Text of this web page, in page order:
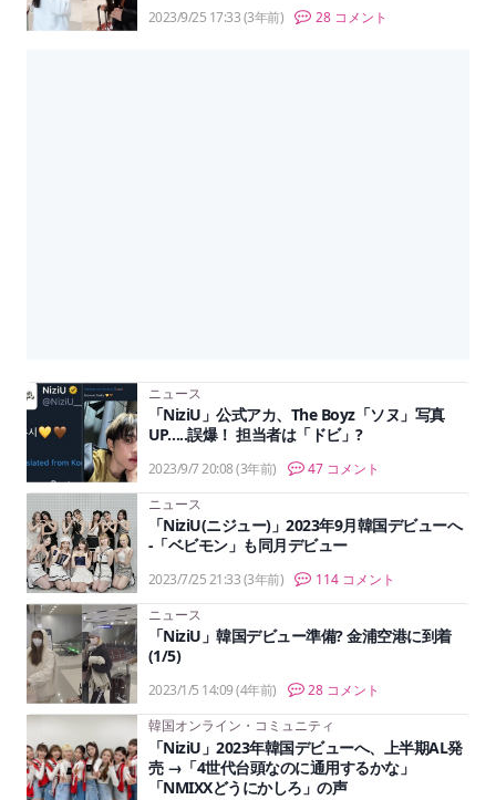
2023/9/25 17:33(3年前) 28 コメント
ニュース
「NiziU」公式アカ、The Boyz「ソヌ」写真
UP…..誤爆！ 担当者は「ドビ」?
2023/9/7 20:08(3年前) 47 コメント
ニュース
「NiziU(ニジュー)」2023年9月韓国デビューへ
-「ベビモン」も同月デビュー
2023/7/25 21:33(3年前) 114 コメント
ニュース
「NiziU」韓国デビュー準備? 金浦空港に到着
(1/5)
2023/1/5 14:09(4年前) 28 コメント
韓国オンライン・コミュニティ
「NiziU」2023年韓国デビューへ、上半期AL発
売 →「4世代台頭なのに通用するかな」
「NMIXXどうにかしろ」の声